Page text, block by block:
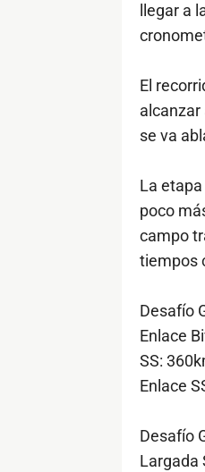
llegar a
El
alcanzar
se va
La
poco
campo
tiempos
Desafío
Enlace
SS:
Enlace
Desafío
Largada